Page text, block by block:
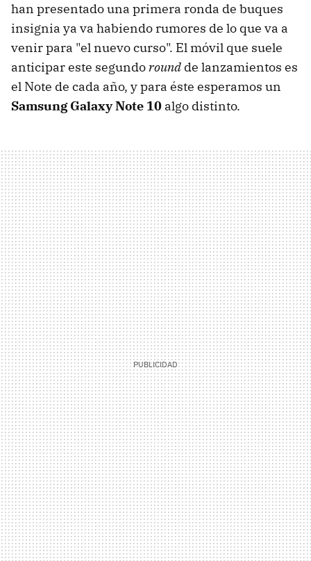
han presentado una primera ronda de buques
insignia ya va habiendo rumores de lo que va a
venir para "el nuevo curso". El móvil que suele
anticipar este segundoround de lanzamientos es
el Note de cada año, y para éste esperamos un
Samsung Galaxy Note 10 algo distinto.